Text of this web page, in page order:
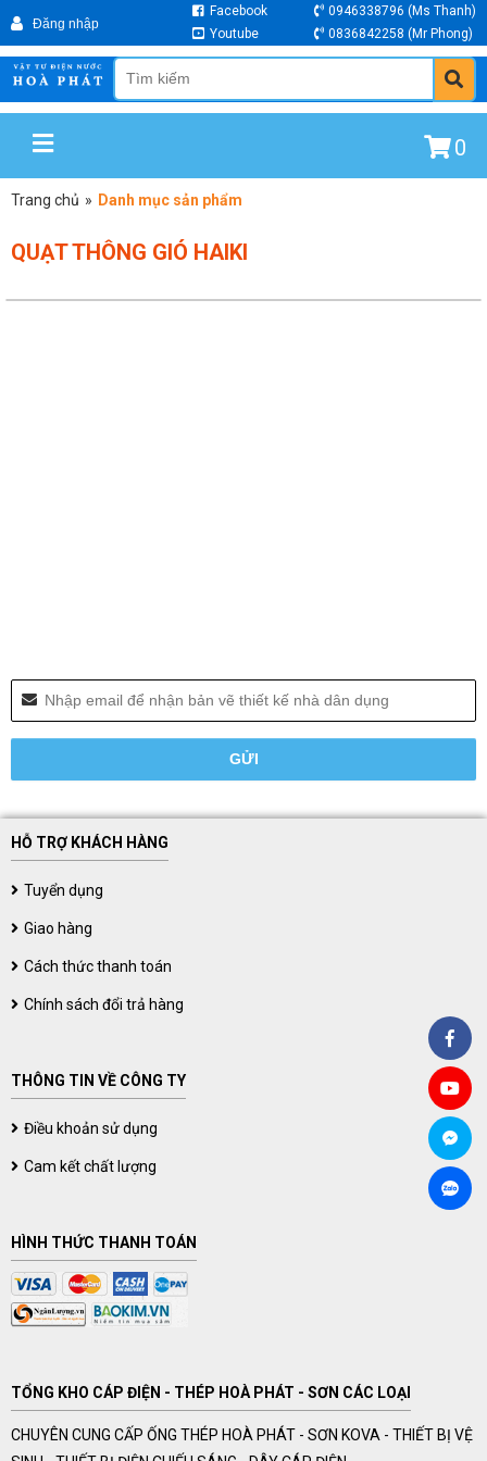
Facebook
Youtube
0946338796 (Ms Thanh)
0836842258 (Mr Phong)
0
Trang chủ » Danh mục sản phẩm
QUẠT THÔNG GIÓ HAIKI
HỖ TRỢ KHÁCH HÀNG
Tuyển dụng
Giao hàng
Cách thức thanh toán
Chính sách đổi trả hàng
THÔNG TIN VỀ CÔNG TY
Điều khoản sử dụng
Cam kết chất lượng
HÌNH THỨC THANH TOÁN
TỔNG KHO CÁP ĐIỆN - THÉP HOÀ PHÁT - SƠN CÁC LOẠI
CHUYÊN CUNG CẤP ỐNG THÉP HOÀ PHÁT - SƠN KOVA - THIẾT BỊ VỆ